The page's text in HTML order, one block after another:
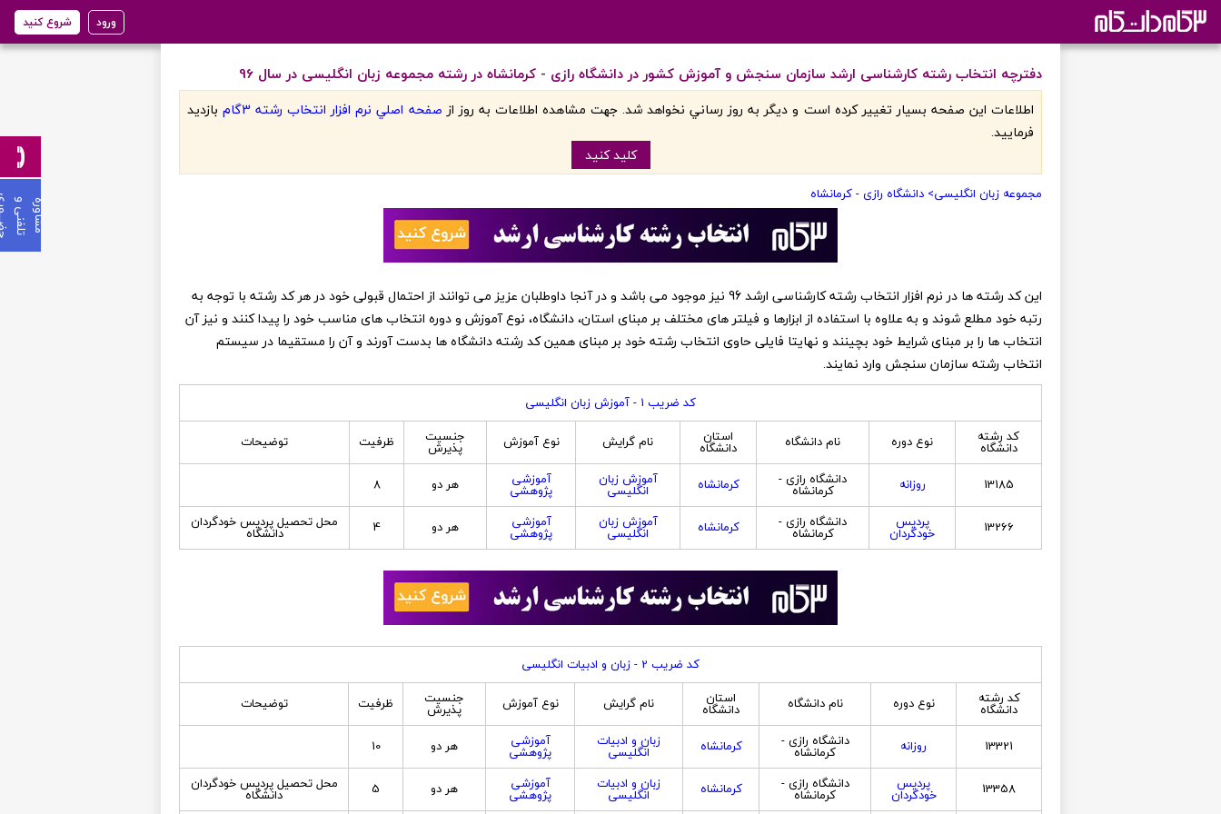
ورود شروع کنید
دفترچه انتخاب رشته کارشناسی ارشد سازمان سنجش و آموزش کشور در دانشگاه رازی - کرمانشاه در رشته مجموعه زبان انگلیسی در سال 96
اطلاعات اين صفحه بسيار تغيير کرده است و ديگر به روز رساني نخواهد شد. جهت مشاهده اطلاعات به روز از صفحه اصلي نرم افزار انتخاب رشته 3گام
بازديد
فرماييد.
کليد کنيد
مجموعه زبان انگلیسی> دانشگاه رازی - کرمانشاه
‏این کد رشته ها در نرم افزار انتخاب رشته کارشناسی ارشد 96 نیز موجود می باشد و در آنجا داوطلبان عزیز می توانند از احتمال قبولی خود در هر کد رشته با توجه به
رتبه خود مطلع شوند و به علاوه با استفاده از ابزارها و فیلتر های مختلف بر مبنای استان، دانشگاه، نوع آموزش و دوره انتخاب های مناسب خود را پیدا کنند و نیز آن
انتخاب ها را بر مبنای شرایط خود بچینند و نهایتا فایلی حاوی انتخاب رشته خود بر مبنای همین کد رشته دانشگاه ها بدست آورند و آن را مستقیما در سیستم
انتخاب رشته سازمان سنجش وارد نمایند.
کد ضریب 1 - آموزش زبان انگلیسی
کد رشته
دانشگاه نوع دوره نام دانشگاه استان
دانشگاه نام گرایش نوع آموزش جنسیت
پذیرش ظرفیت توضیحات
13185 روزانه دانشگاه رازی -
کرمانشاه کرمانشاه آموزش زبان
انگلیسی
آموزشی
پژوهشی هر دو 8
13266 پردیس
خودگردان
دانشگاه رازی -
کرمانشاه کرمانشاه آموزش زبان
انگلیسی
آموزشی
پژوهشی هر دو 4 محل تحصيل پرديس خودگردان
دانشگاه
کد ضریب 2 - زبان و ادبیات انگلیسی
کد رشته
دانشگاه نوع دوره نام دانشگاه استان
دانشگاه نام گرایش نوع آموزش جنسیت
پذیرش ظرفیت توضیحات
13321 روزانه دانشگاه رازی -
کرمانشاه کرمانشاه زبان و ادبیات
انگلیسی
آموزشی
پژوهشی هر دو 10
13358 پردیس
خودگردان
دانشگاه رازی -
کرمانشاه کرمانشاه زبان و ادبیات
انگلیسی
آموزشی
پژوهشی هر دو 5 محل تحصيل پرديس خودگردان
دانشگاه
م
ش
ا
و
ر
ه
ت
ل
ف
ن
ی
و
ح
ض
ـ
ـ
ـ
و
ر